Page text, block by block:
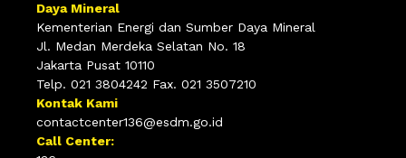
Daya Mineral
Kementerian Energi dan Sumber Daya Mineral
Jl. Medan Merdeka Selatan No. 18
Jakarta Pusat 10110
Telp. 021 3804242 Fax. 021 3507210
Kontak Kami
contactcenter136@esdm.go.id
Call Center: